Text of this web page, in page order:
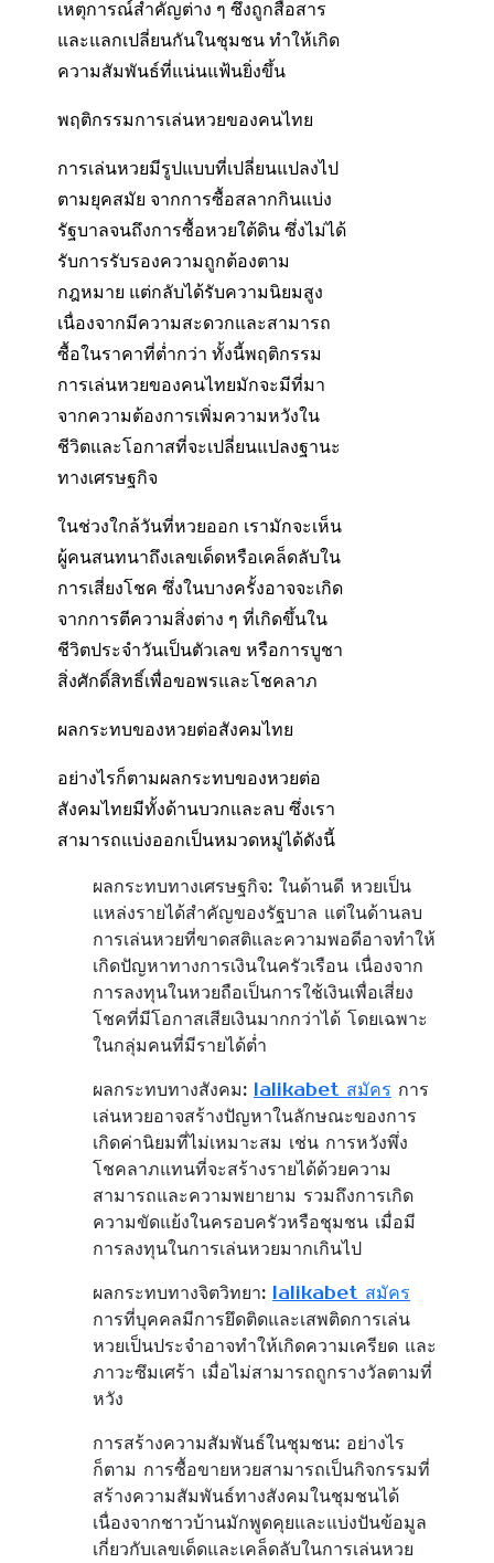
เหตุการณ์สำคัญต่าง ๆ ซึ่งถูกสื่อสาร
และแลกเปลี่ยนกันในชุมชน ทำให้เกิด
ความสัมพันธ์ที่แน่นแฟ้นยิ่งขึ้น
พฤติกรรมการเล่นหวยของคนไทย
การเล่นหวยมีรูปแบบที่เปลี่ยนแปลงไป
ตามยุคสมัย จากการซื้อสลากกินแบ่ง
รัฐบาลจนถึงการซื้อหวยใต้ดิน ซึ่งไม่ได้
รับการรับรองความถูกต้องตาม
กฎหมาย แต่กลับได้รับความนิยมสูง
เนื่องจากมีความสะดวกและสามารถ
ซื้อในราคาที่ต่ำกว่า ทั้งนี้พฤติกรรม
การเล่นหวยของคนไทยมักจะมีที่มา
จากความต้องการเพิ่มความหวังใน
ชีวิตและโอกาสที่จะเปลี่ยนแปลงฐานะ
ทางเศรษฐกิจ
ในช่วงใกล้วันที่หวยออก เรามักจะเห็น
ผู้คนสนทนาถึงเลขเด็ดหรือเคล็ดลับใน
การเสี่ยงโชค ซึ่งในบางครั้งอาจจะเกิด
จากการตีความสิ่งต่าง ๆ ที่เกิดขึ้นใน
ชีวิตประจำวันเป็นตัวเลข หรือการบูชา
สิ่งศักดิ์สิทธิ์เพื่อขอพรและโชคลาภ
ผลกระทบของหวยต่อสังคมไทย
อย่างไรก็ตามผลกระทบของหวยต่อ
สังคมไทยมีทั้งด้านบวกและลบ ซึ่งเรา
สามารถแบ่งออกเป็นหมวดหมู่ได้ดังนี้
ผลกระทบทางเศรษฐกิจ: ในด้านดี หวยเป็น
แหล่งรายได้สำคัญของรัฐบาล แต่ในด้านลบ
การเล่นหวยที่ขาดสติและความพอดีอาจทำให้
เกิดปัญหาทางการเงินในครัวเรือน เนื่องจาก
การลงทุนในหวยถือเป็นการใช้เงินเพื่อเสี่ยง
โชคที่มีโอกาสเสียเงินมากกว่าได้ โดยเฉพาะ
ในกลุ่มคนที่มีรายได้ต่ำ
ผลกระทบทางสังคม: lalikabet สมัคร การ
เล่นหวยอาจสร้างปัญหาในลักษณะของการ
เกิดค่านิยมที่ไม่เหมาะสม เช่น การหวังพึ่ง
โชคลาภแทนที่จะสร้างรายได้ด้วยความ
สามารถและความพยายาม รวมถึงการเกิด
ความขัดแย้งในครอบครัวหรือชุมชน เมื่อมี
การลงทุนในการเล่นหวยมากเกินไป
ผลกระทบทางจิตวิทยา: lalikabet สมัคร
การที่บุคคลมีการยึดติดและเสพติดการเล่น
หวยเป็นประจำอาจทำให้เกิดความเครียด และ
ภาวะซึมเศร้า เมื่อไม่สามารถถูกรางวัลตามที่
หวัง
การสร้างความสัมพันธ์ในชุมชน: อย่างไร
ก็ตาม การซื้อขายหวยสามารถเป็นกิจกรรมที่
สร้างความสัมพันธ์ทางสังคมในชุมชนได้
เนื่องจากชาวบ้านมักพูดคุยและแบ่งปันข้อมูล
เกี่ยวกับเลขเด็ดและเคล็ดลับในการเล่นหวย